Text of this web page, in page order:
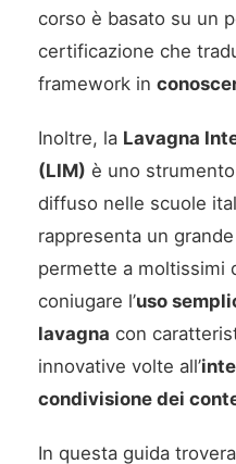
corso è basato su un
certificazione che
framework in
Inoltre, la Lavagna
(LIM) è uno
diffuso nelle scuole
rappresenta un
permette a moltissimi
coniugare l’uso
lavagna con
innovative volte all’
condivisione dei
In questa guida